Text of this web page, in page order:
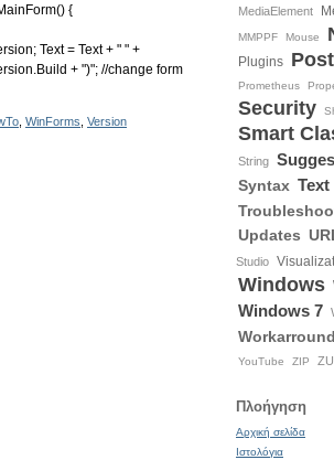
{
Text = Text + " " +
+ ")"; //change form
WinForms Version
MediaElement
MMPPF Mouse
Plugins
Prometheus
Security
Smart
String
Syntax Text
Updates
Studio
Windows
Windows 7
Workarround
YouTube
ZIP ZUI
Πλοήγηση
Αρχική σελίδα
Ιστολόγια